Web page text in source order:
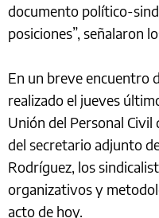
documento político-
posiciones”, señalaron
En un breve encuentro
realizado el jueves
Unión del Personal Civil
del secretario adjunto
Rodríguez, los
organizativos y
acto de hoy.